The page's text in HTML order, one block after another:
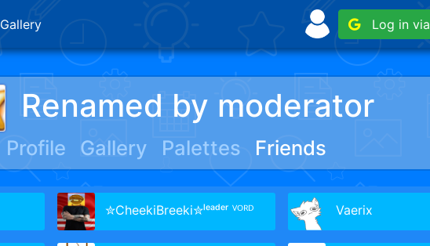
Gallery Log in via
Renamed by moderator
Profile Gallery Palettes Friends
✮CheekiBrееki✮ˡᵉᵃᵈᵉʳ ⱽᴼᴿᴰ Vaerix